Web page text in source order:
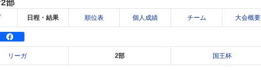
部
日程・結果 順位表 個人成績 チーム 大会概要
リーガ 2部 国王杯